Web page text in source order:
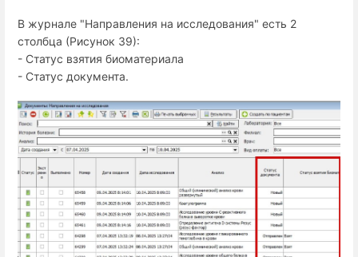
В журнале "Направления на исследования" есть 2
столбца (Рисунок 39):
- Статус взятия биоматериала
- Статус документа.